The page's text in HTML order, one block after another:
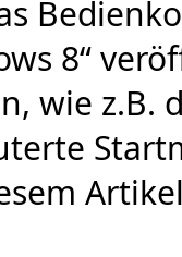
8“
wie z.B.